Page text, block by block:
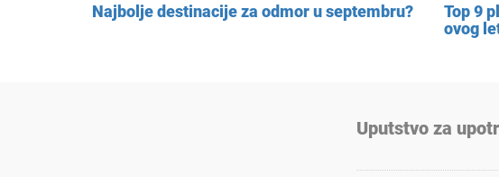
Najbolje destinacije za odmor u septembru?
Top 9
ovog
Uputstvo za